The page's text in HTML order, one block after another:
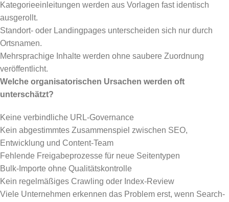
Kategorieeinleitungen werden aus Vorlagen fast identisch
ausgerollt.
Standort- oder Landingpages unterscheiden sich nur durch
Ortsnamen.
Mehrsprachige Inhalte werden ohne saubere Zuordnung
veröffentlicht.
Welche organisatorischen Ursachen werden oft
unterschätzt?
Keine verbindliche URL-Governance
Kein abgestimmtes Zusammenspiel zwischen SEO,
Entwicklung und Content-Team
Fehlende Freigabeprozesse für neue Seitentypen
Bulk-Importe ohne Qualitätskontrolle
Kein regelmäßiges Crawling oder Index-Review
Viele Unternehmen erkennen das Problem erst, wenn Search-